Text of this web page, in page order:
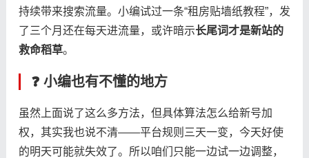
持续带来搜索流量。小编试过一条“租房贴墙纸教程”，发
了三个月还在每天进流量，或许暗示​​长尾词才是新站的
救命稻草​​。
❓ 小编也有不懂的地方
虽然上面说了这么多方法，但具体算法怎么给新号加
权，其实我也说不清——平台规则三天一变，今天好使
的明天可能就失效了。所以咱们只能一边试一边调整，